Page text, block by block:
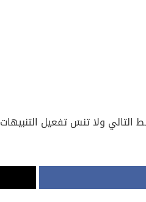
التالي ولا تنسَ تفعيل التنبيهات